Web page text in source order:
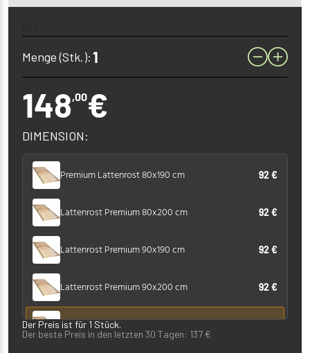
Menge (Stk.):
148,00€
DIMENSION:
Premium Lattenrost 80x190 cm 92 €
Lattenrost Premium 80x200 cm 92 €
Lattenrost Premium 90x190 cm 92 €
Lattenrost Premium 90x200 cm 92 €
Premium Lattenrost 120x190 cm
Der Preis ist für 1 Stück.
Der beste Preis in den letzten 30 Tagen: 137 €